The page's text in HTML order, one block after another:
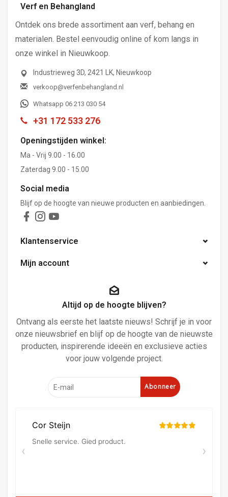
Verf en Behangland
Ontdek ons brede assortiment aan verf, behang en
materialen. Bestel eenvoudig online of kom langs in
onze winkel in Nieuwkoop.
Industrieweg 3D, 2421 LK, Nieuwkoop
verkoop@verfenbehangland.nl
Whatsapp 06 213 030 54
+31 172 533 276
Openingstijden winkel:
Ma - Vrij 9.00 - 16.00
Zaterdag 9.00 - 15.00
Social media
Blijf op de hoogte van nieuwe producten en aanbiedingen.
Klantenservice
Mijn account
Altijd op de hoogte blijven?
Ontvang als eerste het laatste nieuws! Schrijf je in voor
onze nieuwsbrief en blijf op de hoogte van de nieuwste
producten, inspirerende ideeën en exclusieve acties
voor jouw volgende project.
Abonneer